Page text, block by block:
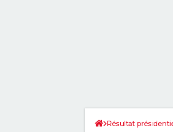
Résultat